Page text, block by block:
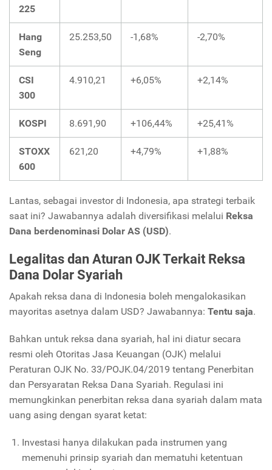
225
Hang
Seng
25.253,50 -1,68% -2,70%
CSI
300
4.910,21 +6,05% +2,14%
KOSPI 8.691,90 +106,44% +25,41%
STOXX
600
621,20 +4,79% +1,88%
Lantas, sebagai investor di Indonesia, apa strategi terbaik
saat ini? Jawabannya adalah diversifikasi melalui Reksa
Dana berdenominasi Dolar AS (USD).
Legalitas dan Aturan OJK Terkait Reksa
Dana Dolar Syariah
Apakah reksa dana di Indonesia boleh mengalokasikan
mayoritas asetnya dalam USD? Jawabannya: Tentu saja.
Bahkan untuk reksa dana syariah, hal ini diatur secara
resmi oleh Otoritas Jasa Keuangan (OJK) melalui
Peraturan OJK No. 33/POJK.04/2019 tentang Penerbitan
dan Persyaratan Reksa Dana Syariah. Regulasi ini
memungkinkan penerbitan reksa dana syariah dalam mata
uang asing dengan syarat ketat:
Investasi hanya dilakukan pada instrumen yang
memenuhi prinsip syariah dan mematuhi ketentuan